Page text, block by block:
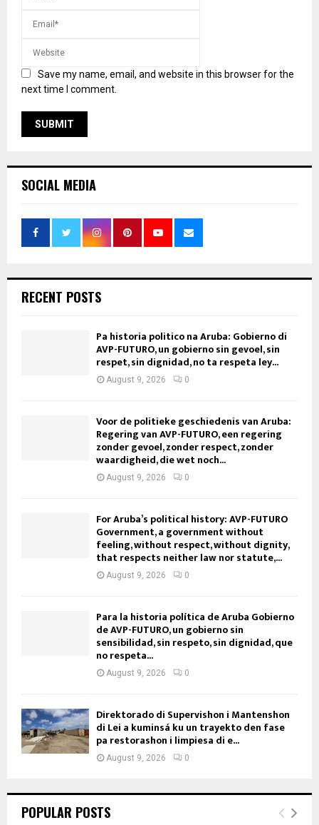
Save my name, email, and website in this browser for the
next time I comment.
SOCIAL MEDIA
RECENT POSTS
Pa historia politico na Aruba: Gobierno di
AVP-FUTURO, un gobierno sin gevoel, sin
respet, sin dignidad, no ta respeta ley...
August 9, 2026 0
Voor de politieke geschiedenis van Aruba:
Regering van AVP-FUTURO, een regering
zonder gevoel, zonder respect, zonder
waardigheid, die wet noch...
August 9, 2026 0
For Aruba’s political history: AVP-FUTURO
Government, a government without
feeling, without respect, without dignity,
that respects neither law nor statute,...
August 9, 2026 0
Para la historia política de Aruba Gobierno
de AVP-FUTURO, un gobierno sin
sensibilidad, sin respeto, sin dignidad, que
no respeta...
August 9, 2026 0
Direktorado di Supervishon i Mantenshon
di Lei a kuminsá ku un trayekto den fase
pa restorashon i limpiesa di e...
August 9, 2026 0
POPULAR POSTS